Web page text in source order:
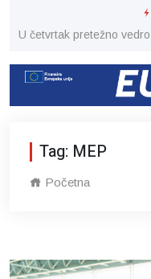
U četvrtak pretežno
Tag: MEP
Početna